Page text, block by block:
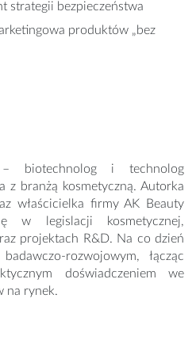
strategii bezpieczeństwa
produktów „bez
biotechnolog i technolog
z branżą kosmetyczną. Autorka
właścicielka firmy AK Beauty
w legislacji kosmetycznej,
projektach R&D. Na co dzień
rozwojowym, łącząc
doświadczeniem we
na rynek.